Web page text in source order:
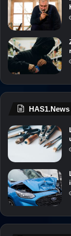
HAS1.News